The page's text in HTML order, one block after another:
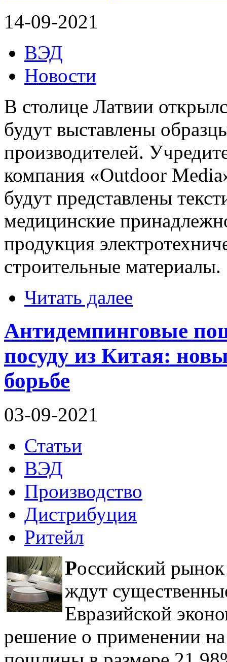
14-09-2021
ВЭД
Новости
В столице Латвии
будут выставлены
производителей.
компания «Outdoor
будут представлены
медицинские
продукция
строительные материалы.
Читать далее
Антидемпинговые
посуду из Китая:
борьбе
03-09-2021
Статьи
ВЭД
Производство
Дистрибуция
Ритейл
Российский
ждут
Евразийской
решение о применении